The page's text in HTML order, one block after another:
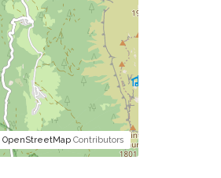
OpenStreetMapContributors